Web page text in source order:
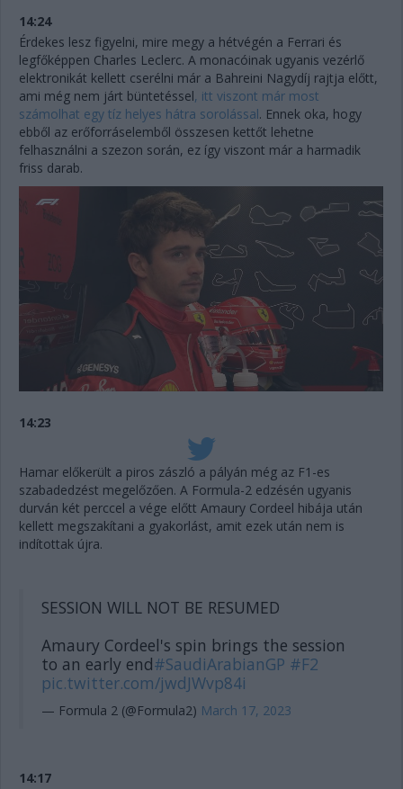
14:24
Érdekes lesz figyelni, mire megy a hétvégén a Ferrari és
legfőképpen Charles Leclerc. A monacóinak ugyanis vezérlő
elektronikát kellett cserélni már a Bahreini Nagydíj rajtja előtt,
ami még nem járt büntetéssel, itt viszont már most
számolhat egy tíz helyes hátra sorolással. Ennek oka, hogy
ebből az erőforráselemből összesen kettőt lehetne
felhasználni a szezon során, ez így viszont már a harmadik
friss darab.
14:23
Hamar előkerült a piros zászló a pályán még az F1-es
szabadedzést megelőzően. A Formula-2 edzésén ugyanis
durván két perccel a vége előtt Amaury Cordeel hibája után
kellett megszakítani a gyakorlást, amit ezek után nem is
indítottak újra.
SESSION WILL NOT BE RESUMED
Amaury Cordeel's spin brings the session
to an early end#SaudiArabianGP #F2
pic.twitter.com/jwdJWvp84i
— Formula 2 (@Formula2) March 17, 2023
14:17